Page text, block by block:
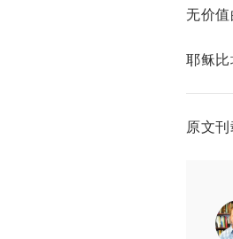
无价
耶稣
原文